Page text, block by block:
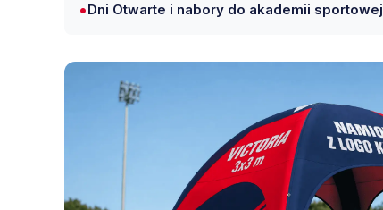
Dni Otwarte i nabory do akademii sportowej